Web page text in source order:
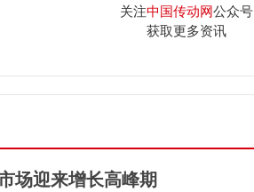
关注中国传动网公众号
获取更多资讯
场迎来增长高峰期